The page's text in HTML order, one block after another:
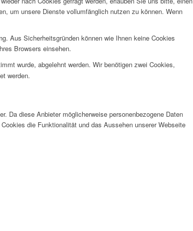
um unsere Dienste vollumfänglich nutzen zu können. Wenn
Aus Sicherheitsgründen können wie Ihnen keine Cookies
Browsers einsehen.
wurde, abgelehnt werden. Wir benötigen zwei Cookies,
werden.
Da diese Anbieter möglicherweise personenbezogene Daten
die Funktionalität und das Aussehen unserer Webseite